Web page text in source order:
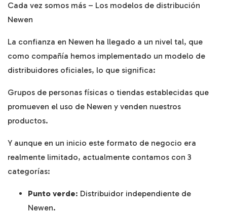
Cada vez somos más – Los modelos de distribución
Newen
La confianza en Newen ha llegado a un nivel tal, que
como compañía hemos implementado un modelo de
distribuidores oficiales, lo que significa:
Grupos de personas físicas o tiendas establecidas que
promueven el uso de Newen y venden nuestros
productos.
Y aunque en un inicio este formato de negocio era
realmente limitado, actualmente contamos con 3
categorías:
Punto verde: Distribuidor independiente de
Newen.